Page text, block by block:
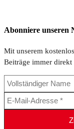
Abonniere unseren
Mit unserem
Beiträge immer direkt